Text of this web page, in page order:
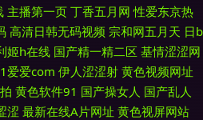
99re 伊人干福利社 黄色笑话激情五月天
在线观看 91干逼淫秽视频网站 国产精品
线 欧美性交A∨ 九一综合含羞草 影音先锋
主播第一页 丁香五月网 性爱东京热
高清日韩无码视频 宗和网五月天 日b
姬h在线 国产精一精二区 基情涩涩网
爱爱com 伊人涩涩射 黄色视频网址
黄色软件91 国产操女人 国产乱人
涩 最新在线A片网址 黄色视屏网站